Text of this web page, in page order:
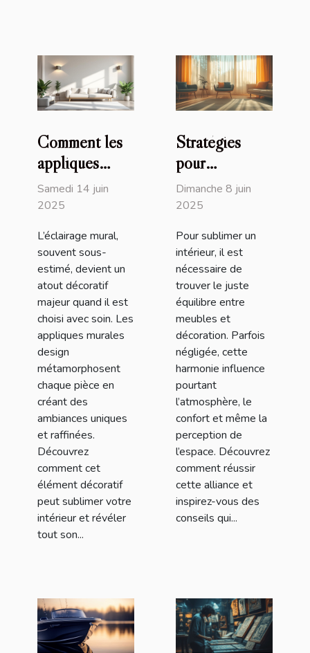
Comment les
appliques
murales design
transforment
votre intérieur
Samedi 14 juin
2025
L’éclairage mural,
souvent sous-
estimé, devient un
atout décoratif
majeur quand il est
choisi avec soin. Les
appliques murales
design
métamorphosent
chaque pièce en
créant des
ambiances uniques
et raffinées.
Découvrez
comment cet
élément décoratif
peut sublimer votre
intérieur et révéler
tout son...
Stratégies
pour
harmoniser
vos meubles
décoration
intérieure
Dimanche 8 juin
2025
Pour sublimer un
intérieur, il est
nécessaire de
trouver le juste
équilibre entre
meubles et
décoration. Parfois
négligée, cette
harmonie influence
pourtant
l’atmosphère, le
confort et même la
perception de
l’espace. Découvrez
comment réussir
cette alliance et
inspirez-vous des
conseils qui...